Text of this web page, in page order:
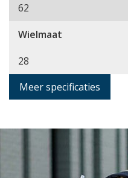
62
Wielmaat
28
Meer specificaties